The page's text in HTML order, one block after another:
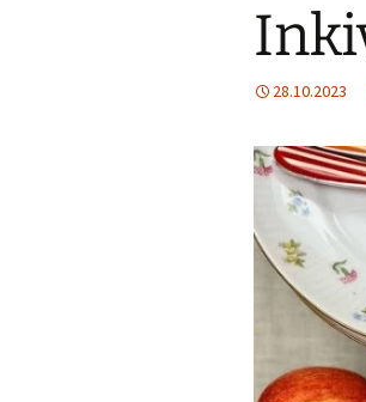
28.10.2023